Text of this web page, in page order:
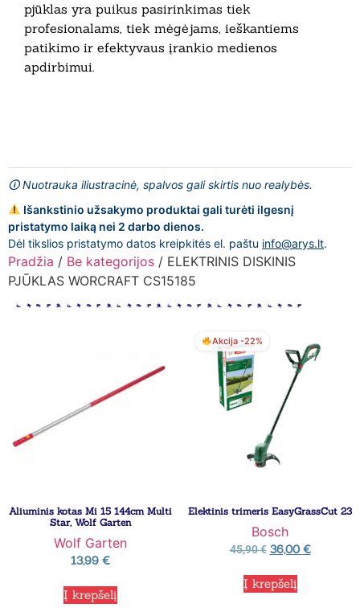
pjūklas yra puikus pasirinkimas tiek
profesionalams, tiek mėgėjams, ieškantiems
patikimo ir efektyvaus įrankio medienos
apdirbimui.
🛈 Nuotrauka iliustracinė, spalvos gali skirtis nuo realybės.
Išankstinio užsakymo produktai gali turėti ilgesnį
pristatymo laiką nei 2 darbo dienos.
Dėl tikslios pristatymo datos kreipkitės el. paštu info@arys.lt.
Pradžia / Be kategorijos / ELEKTRINIS DISKINIS
PJŪKLAS WORCRAFT CS15185
Aliuminis kotas Mi 15 144cm Multi
Star, Wolf Garten
Wolf Garten
13,99 €
Į krepšelį
Akcija -22%
Elektinis trimeris EasyGrassCut 23
Bosch
45,90€ 36,00€
Į krepšelį